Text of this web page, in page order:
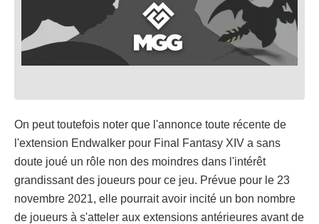
On peut toutefois noter que l'annonce toute récente de
l'extension Endwalker pour Final Fantasy XIV a sans
doute joué un rôle non des moindres dans l'intérêt
grandissant des joueurs pour ce jeu. Prévue pour le 23
novembre 2021, elle pourrait avoir incité un bon nombre
de joueurs à s'atteler aux extensions antérieures avant de